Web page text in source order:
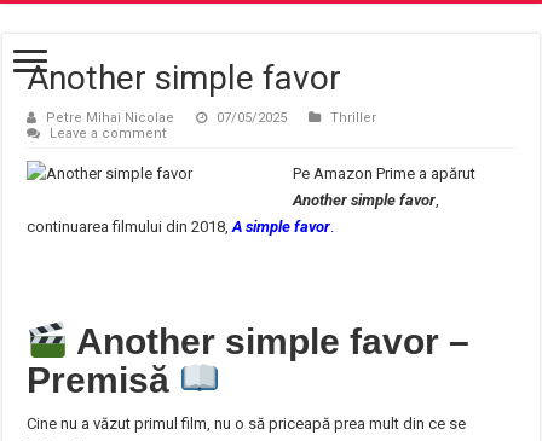
Another simple favor
Petre Mihai Nicolae 07/05/2025
Thriller
Leave a comment
Pe Amazon Prime a apărut
Another simple favor,
continuarea filmului din 2018,A simple favor.
Another simple favor –
Premisă
Cine nu a văzut primul film, nu o să priceapă prea mult din ce se